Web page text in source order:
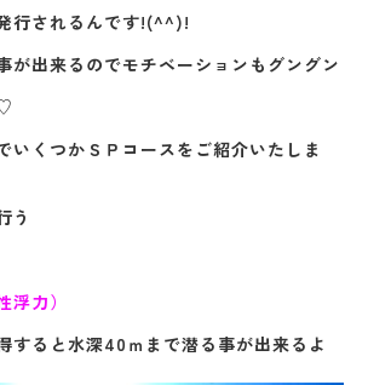
行されるんです!(^^)!
が出来るのでモチベーションもグングン
いくつかＳＰコースをご紹介いたしま
う
浮力）
すると水深40ｍまで潜る事が出来るよ